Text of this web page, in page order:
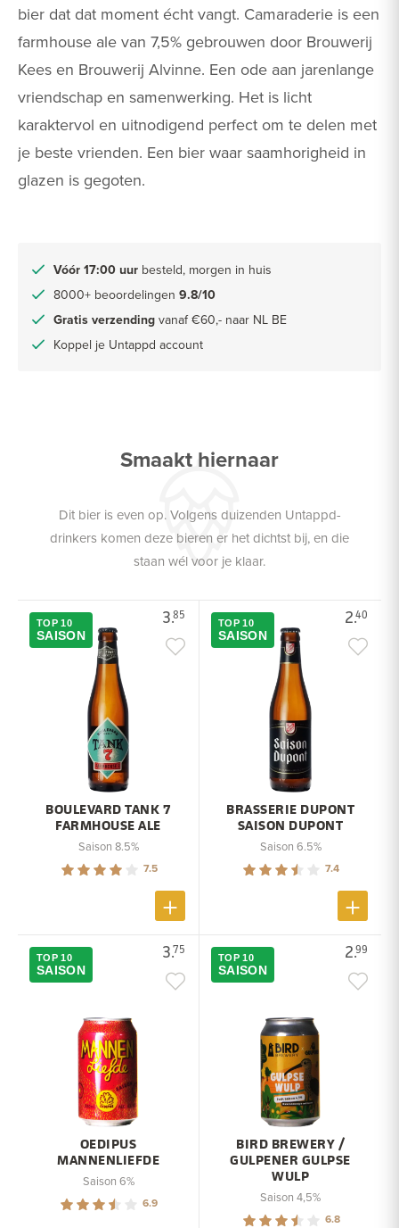
bier dat dat moment écht vangt. Camaraderie is een
farmhouse ale van 7,5% gebrouwen door Brouwerij
Kees en Brouwerij Alvinne. Een ode aan jarenlange
vriendschap en samenwerking. Het is licht
karaktervol en uitnodigend perfect om te delen met
je beste vrienden. Een bier waar saamhorigheid in
glazen is gegoten.
Vóór 17:00 uur besteld, morgen in huis
8000+ beoordelingen 9.8/10
Gratis verzending vanaf €60,- naar NL BE
Koppel je Untappd account
Smaakt hiernaar
Dit bier is even op. Volgens duizenden Untappd-
drinkers komen deze bieren er het dichtst bij, en die
staan wél voor je klaar.
3.85
TOP 10
SAISON
BOULEVARD TANK 7
FARMHOUSE ALE
Saison 8.5%
7.5
2.40
TOP 10
SAISON
BRASSERIE DUPONT
SAISON DUPONT
Saison 6.5%
7.4
3.75
TOP 10
SAISON
OEDIPUS
MANNENLIEFDE
Saison 6%
6.9
2.99
TOP 10
SAISON
BIRD BREWERY /
GULPENER GULPSE
WULP
Saison 4,5%
6.8